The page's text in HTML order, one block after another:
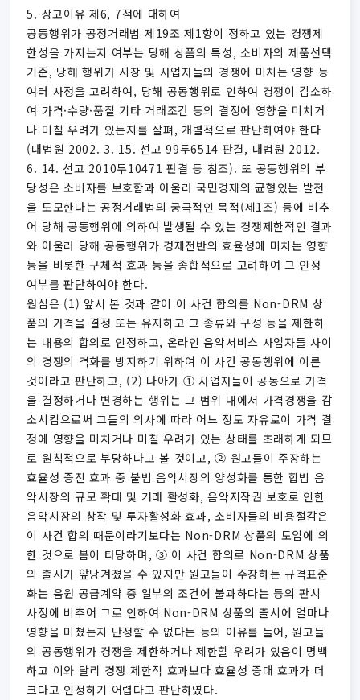
5. 상고이유 제6, 7점에 대하여
공동행위가 공정거래법 제19조 제1항이 정하고 있는 경쟁제
한성을 가지는지 여부는 당해 상품의 특성, 소비자의 제품선택
기준, 당해 행위가 시장 및 사업자들의 경쟁에 미치는 영향 등
여러 사정을 고려하여, 당해 공동행위로 인하여 경쟁이 감소하
여 가격·수량·품질 기타 거래조건 등의 결정에 영향을 미치거
나 미칠 우려가 있는지를 살펴, 개별적으로 판단하여야 한다
(대법원 2002. 3. 15. 선고 99두6514 판결, 대법원 2012.
6. 14. 선고 2010두10471 판결 등 참조). 또 공동행위의 부
당성은 소비자를 보호함과 아울러 국민경제의 균형있는 발전
을 도모한다는 공정거래법의 궁극적인 목적(제1조) 등에 비추
어 당해 공동행위에 의하여 발생될 수 있는 경쟁제한적인 결과
와 아울러 당해 공동행위가 경제전반의 효율성에 미치는 영향
등을 비롯한 구체적 효과 등을 종합적으로 고려하여 그 인정
여부를 판단하여야 한다.
원심은 (1) 앞서 본 것과 같이 이 사건 합의를 Non-DRM 상
품의 가격을 결정 또는 유지하고 그 종류와 구성 등을 제한하
는 내용의 합의로 인정하고, 온라인 음악서비스 사업자들 사이
의 경쟁의 격화를 방지하기 위하여 이 사건 공동행위에 이른
것이라고 판단하고, (2) 나아가 ① 사업자들이 공동으로 가격
을 결정하거나 변경하는 행위는 그 범위 내에서 가격경쟁을 감
소시킴으로써 그들의 의사에 따라 어느 정도 자유로이 가격 결
정에 영향을 미치거나 미칠 우려가 있는 상태를 초래하게 되므
로 원칙적으로 부당하다고 볼 것이고, ② 원고들이 주장하는
효율성 증진 효과 중 불법 음악시장의 양성화를 통한 합법 음
악시장의 규모 확대 및 거래 활성화, 음악저작권 보호로 인한
음악시장의 창작 및 투자활성화 효과, 소비자들의 비용절감은
이 사건 합의 때문이라기보다는 Non-DRM 상품의 도입에 의
한 것으로 봄이 타당하며, ③ 이 사건 합의로 Non-DRM 상품
의 출시가 앞당겨졌을 수 있지만 원고들이 주장하는 규격표준
화는 음원 공급계약 중 일부의 조건에 불과하다는 등의 판시
사정에 비추어 그로 인하여 Non-DRM 상품의 출시에 얼마나
영향을 미쳤는지 단정할 수 없다는 등의 이유를 들어, 원고들
의 공동행위가 경쟁을 제한하거나 제한할 우려가 있음이 명백
하고 이와 달리 경쟁 제한적 효과보다 효율성 증대 효과가 더
크다고 인정하기 어렵다고 판단하였다.